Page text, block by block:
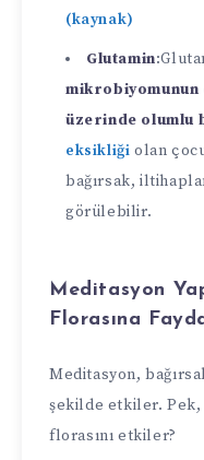
(kaynak)
Glutamin
üzerinde olumlu
eksikliği olan
bağırsak,
görülebilir.
Meditasyon
Florasına
Meditasyon,
şekilde etkiler. Pek,
florasını etkiler?